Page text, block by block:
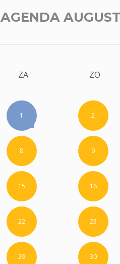
AGENDA
ZA ZO
1 2
8 9
15 16
22 23
29 30